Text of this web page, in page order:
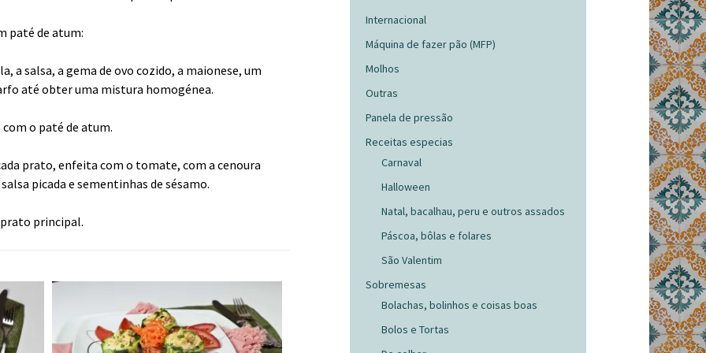
paté de atum:
a salsa, a gema de ovo cozido, a maionese, um
até obter uma mistura homogénea.
com o paté de atum.
prato, enfeita com o tomate, com a cenoura
picada e sementinhas de sésamo.
principal.
Internacional
Máquina de fazer pão (MFP)
Molhos
Outras
Panela de pressão
Receitas especias
Carnaval
Halloween
Natal, bacalhau, peru e outros assados
Páscoa, bôlas e folares
São Valentim
Sobremesas
Bolachas, bolinhos e coisas boas
Bolos e Tortas